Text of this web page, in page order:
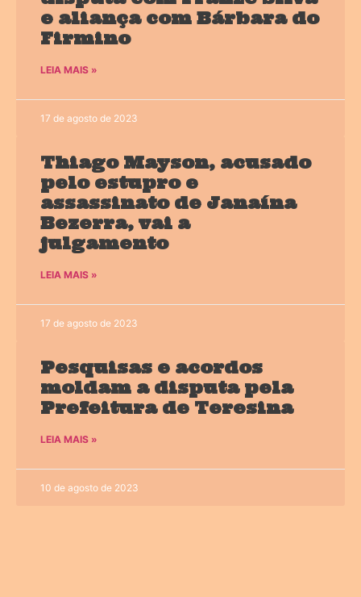
e aliança com Bárbara do
Firmino
LEIA MAIS »
17 de agosto de 2023
Thiago Mayson, acusado
pelo estupro e
assassinato de Janaína
Bezerra, vai a
julgamento
LEIA MAIS »
17 de agosto de 2023
Pesquisas e acordos
moldam a disputa pela
Prefeitura de Teresina
LEIA MAIS »
10 de agosto de 2023